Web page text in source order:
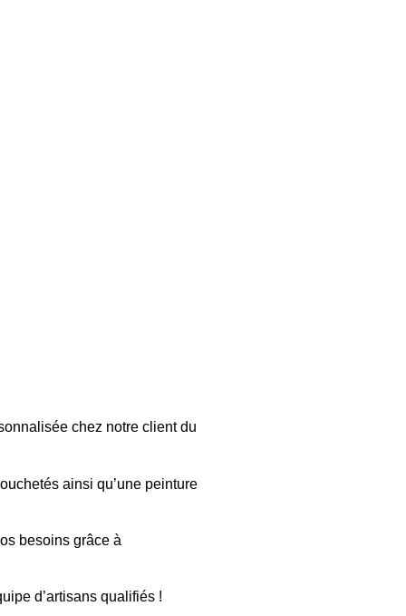
chez notre client du
ainsi qu’une peinture
besoins grâce à
d’artisans qualifiés !